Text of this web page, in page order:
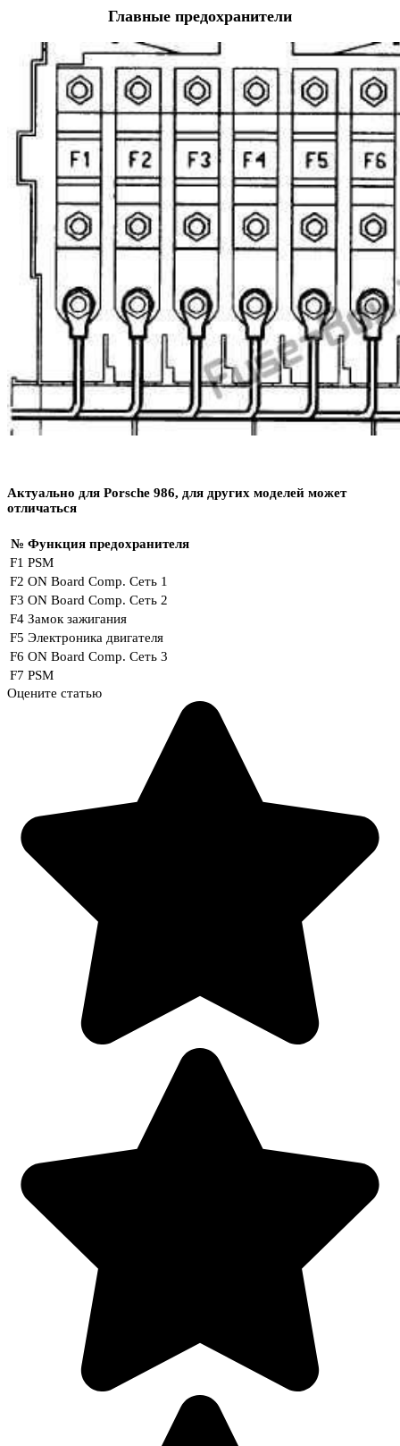
Главные предохранители
Актуально для Porsche 986, для других моделей может
отличаться
№ Функция предохранителя
F1 PSM
F2 ON Board Comp. Сеть 1
F3 ON Board Comp. Сеть 2
F4 Замок зажигания
F5 Электроника двигателя
F6 ON Board Comp. Сеть 3
F7 PSM
Оцените статью